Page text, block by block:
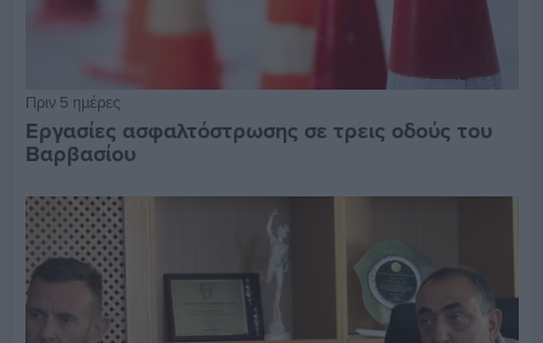
Πριν 5 ημέρες
Εργασίες ασφαλτόστρωσης σε τρεις οδούς του
Βαρβασίου